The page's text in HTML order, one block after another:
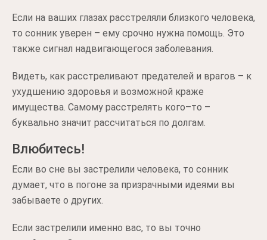
Если на ваших глазах расстреляли близкого человека,
то сонник уверен – ему срочно нужна помощь. Это
также сигнал надвигающегося заболевания.
Видеть, как расстреливают предателей и врагов – к
ухудшению здоровья и возможной краже
имущества. Самому расстрелять кого–то –
буквально значит рассчитаться по долгам.
Влюбитесь!
Если во сне вы застрелили человека, то сонник
думает, что в погоне за призрачными идеями вы
забываете о других.
Если застрелили именно вас, то вы точно